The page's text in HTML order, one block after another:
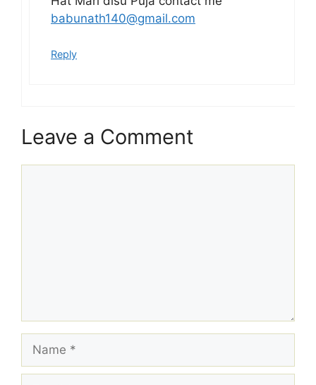
babunath140@gmail.com
Reply
Leave a Comment